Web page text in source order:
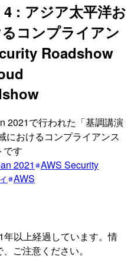
: アジア太平洋お
コンプライアン
Roadshow
2021で行われた「基調講演
におけるコンプライアンス
です
2021 AWS Security
AWS
以上経過しています。情
ご注意ください。